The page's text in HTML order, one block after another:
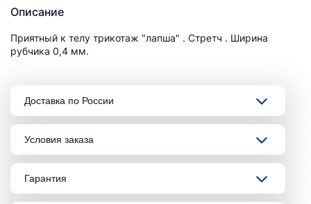
Описание
Приятный к телу трикотаж "лапша" . Стретч . Ширина
рубчика 0,4 мм.
Доставка по России
Условия заказа
Гарантия